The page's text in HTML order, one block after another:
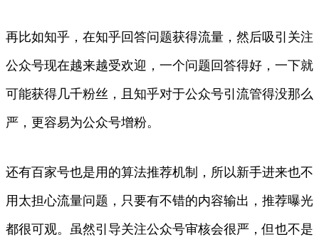
再比如知乎，在知乎回答问题获得流量，然后吸引关注
公众号现在越来越受欢迎，一个问题回答得好，一下就
可能获得几千粉丝，且知乎对于公众号引流管得没那么
严，更容易为公众号增粉。
还有百家号也是用的算法推荐机制，所以新手进来也不
用太担心流量问题，只要有不错的内容输出，推荐曝光
都很可观。虽然引导关注公众号审核会很严，但也不是